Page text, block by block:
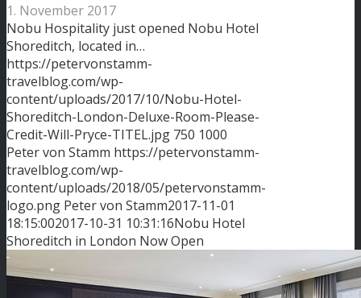
1. November 2017
Nobu Hospitality just opened Nobu Hotel
Shoreditch, located in…
https://petervonstamm-
travelblog.com/wp-
content/uploads/2017/10/Nobu-Hotel-
Shoreditch-London-Deluxe-Room-Please-
Credit-Will-Pryce-TITEL.jpg 750 1000
Peter von Stamm https://petervonstamm-
travelblog.com/wp-
content/uploads/2018/05/petervonstamm-
logo.png Peter von Stamm2017-11-01
18:15:002017-10-31 10:31:16Nobu Hotel
Shoreditch in London Now Open